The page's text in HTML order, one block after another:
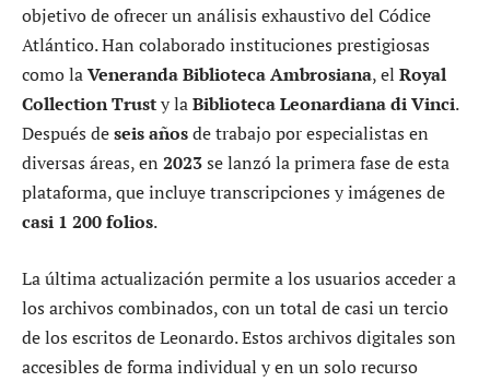
objetivo de ofrecer un análisis exhaustivo del Códice
Atlántico. Han colaborado instituciones prestigiosas
como laVeneranda Biblioteca Ambrosiana, el Royal
Collection Trusty laBiblioteca Leonardiana di Vinci.
Después deseis añosde trabajo por especialistas en
diversas áreas, en 2023se lanzó la primera fase de esta
plataforma, que incluye transcripciones y imágenes de
casi 1 200 folios.
La última actualización permite a los usuarios acceder a
los archivos combinados, con un total de casi un tercio
de los escritos de Leonardo. Estos archivos digitales son
accesibles de forma individual y en un solo recurso